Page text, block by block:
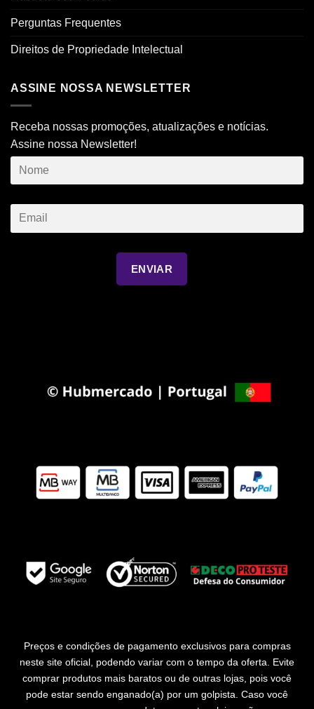
Perguntas Frequentes
Direitos de Propriedade Intelectual
ASSINE NOSSA NEWSLETTER
Receba nossas promoções, atualizações e notícias.
Assine nossa Newsletter!
ENVIAR
Preços e condições de pagamento exclusivos para compras
neste site oficial, podendo variar com o tempo da oferta. Evite
comprar produtos mais baratos ou de outras lojas, pois você
pode estar sendo enganado(a) por um golpista. Caso você